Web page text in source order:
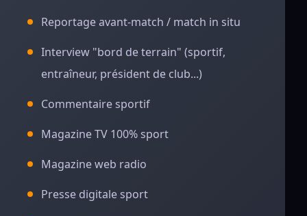
Reportage avant-match / match in situ
Interview "bord de terrain" (sportif,
entraîneur, président de club...)
Commentaire sportif
Magazine TV 100% sport
Magazine web radio
Presse digitale sport